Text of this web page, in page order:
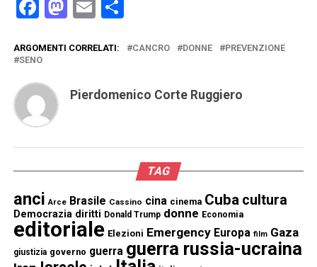
Facebook
Mastodon
EmailCondividi
ARGOMENTI CORRELATI: CANCRO DONNE
PREVENZIONE
SENO
Pierdomenico Corte Ruggiero
TAG
anci Arce Brasile Cassino cina cinema Cuba cultura
Democrazia diritti Donald Trump donne Economia
editoriale Elezioni Emergency Europa film Gaza
giustizia governo guerra guerra russia-ucraina